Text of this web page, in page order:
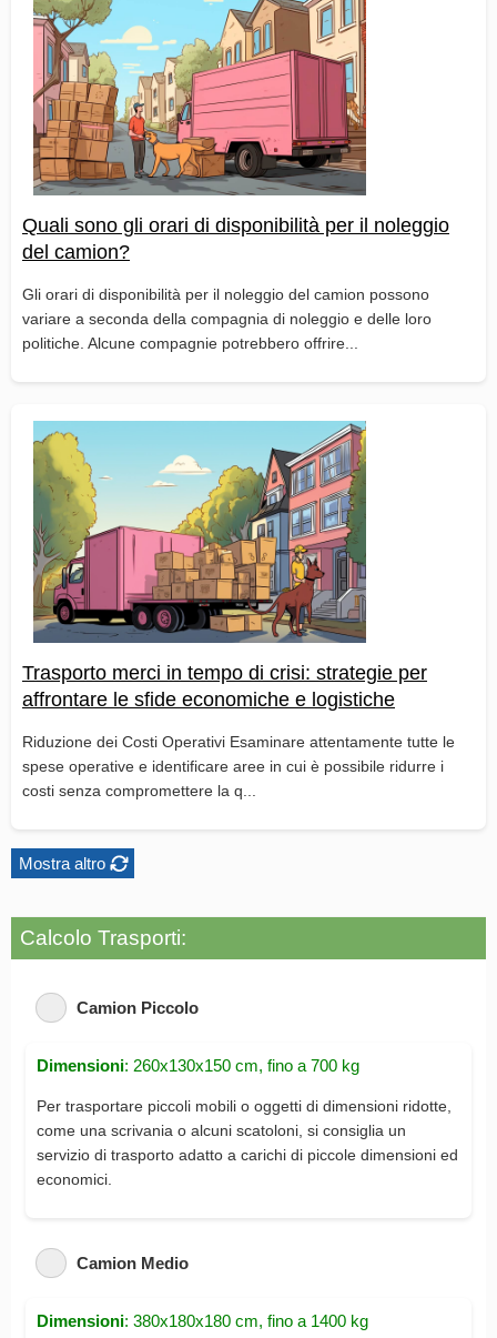
Quali sono gli orari di disponibilità per il noleggio
del camion?
Gli orari di disponibilità per il noleggio del camion possono
variare a seconda della compagnia di noleggio e delle loro
politiche. Alcune compagnie potrebbero offrire...
Trasporto merci in tempo di crisi: strategie per
affrontare le sfide economiche e logistiche
Riduzione dei Costi Operativi Esaminare attentamente tutte le
spese operative e identificare aree in cui è possibile ridurre i
costi senza compromettere la q...
Mostra altro
Calcolo Trasporti:
Camion Piccolo
Dimensioni: 260x130x150 cm, fino a 700 kg
Per trasportare piccoli mobili o oggetti di dimensioni ridotte,
come una scrivania o alcuni scatoloni, si consiglia un
servizio di trasporto adatto a carichi di piccole dimensioni ed
economici.
Camion Medio
Dimensioni: 380x180x180 cm, fino a 1400 kg